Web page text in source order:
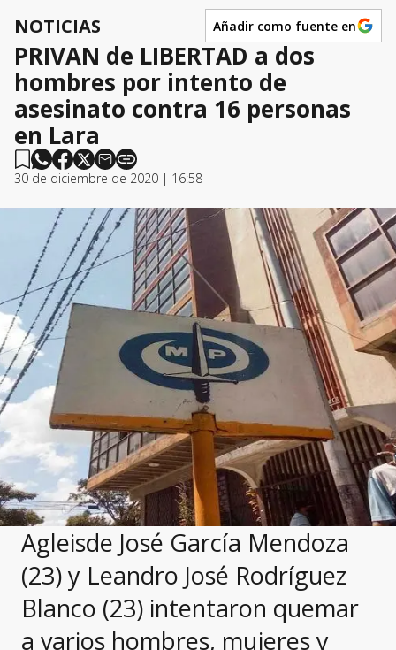
NOTICIAS Añadir como fuente en
PRIVAN de LIBERTAD a dos
hombres por intento de
asesinato contra 16 personas
en Lara
30 de diciembre de 2020 | 16:58
Agleisde José García Mendoza
(23) y Leandro José Rodríguez
Blanco (23) intentaron quemar
a varios hombres, mujeres y